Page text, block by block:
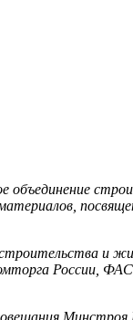
объединение
и
России,
Минстроя